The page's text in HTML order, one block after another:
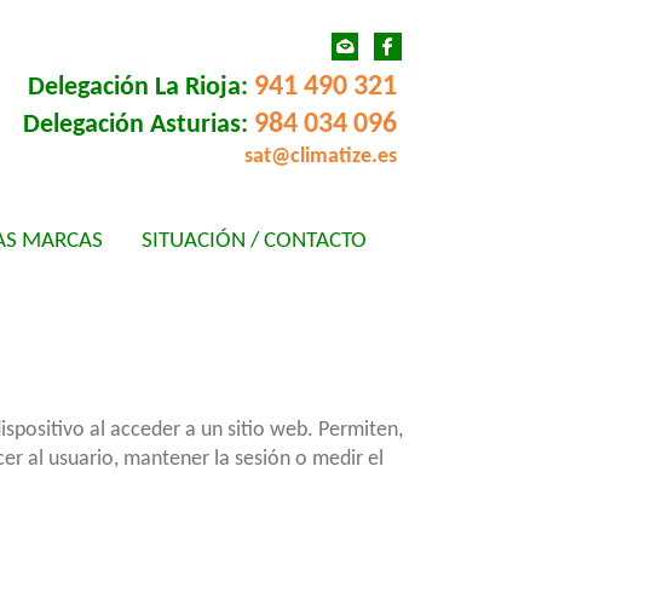
Delegación La Rioja: 941 490 321
Delegación Asturias: 984 034 096
sat@climatize.es
MARCAS SITUACIÓN / CONTACTO
al acceder a un sitio web. Permiten,
al usuario, mantener la sesión o medir el